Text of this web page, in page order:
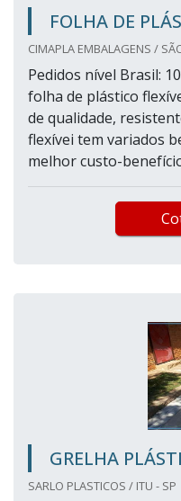
FOLHA DE
CIMAPLA EMBALAGENS /
Pedidos nível Brasil:
folha de plástico
de qualidade,
flexívei tem variados
melhor custo-
GRELHA
SARLO PLASTICOS / ITU - SP